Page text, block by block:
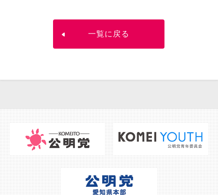
一覧に戻る